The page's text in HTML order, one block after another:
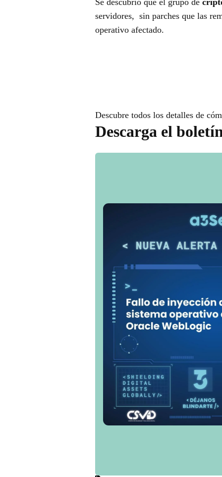
Se descubrió que el grupo de
servidores, sin parches que las
operativo afectado.
Descubre todos los detalles de
Descarga el